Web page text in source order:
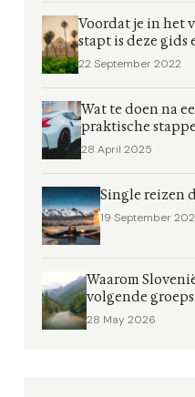
Voordat je in
stapt is deze gids
22 September 2022
Wat te doen na
praktische
28 April 2025
Single reizen
19 September
Waarom
volgende
28 May 2026